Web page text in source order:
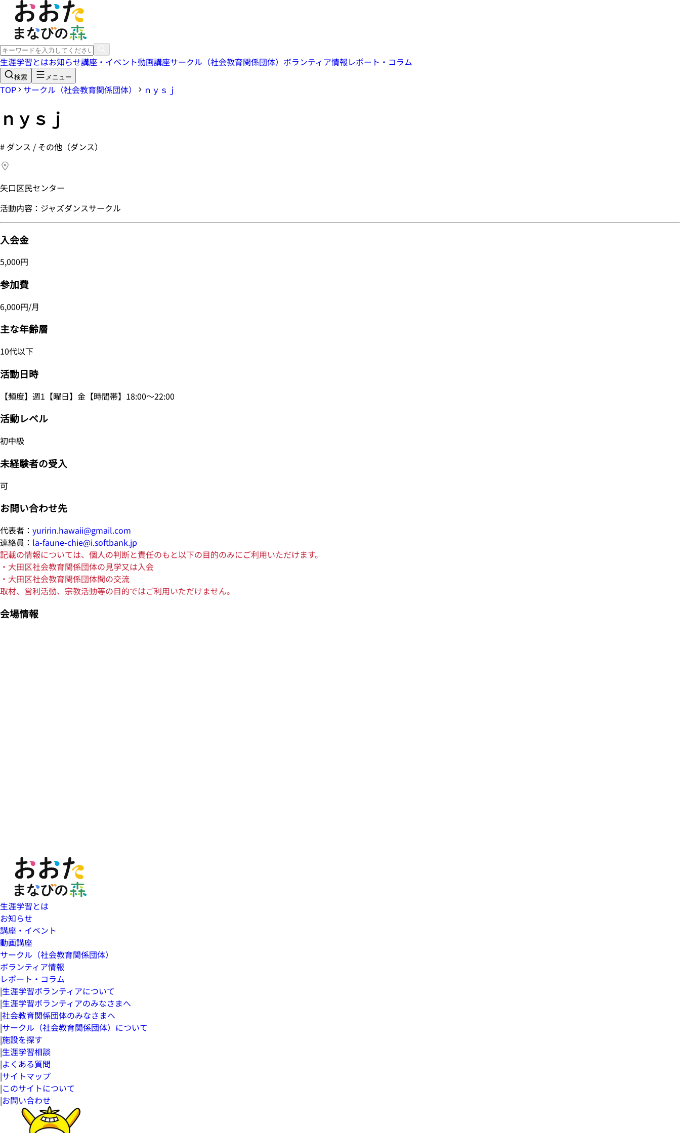
生涯学習とはお知らせ講座・イベント動画講座サークル（社会教育関係団体） ボランティア情報レポート・コラム
検索 メニュー
TOP サークル（社会教育関係団体） ｎｙｓｊ
ｎｙｓｊ
# ダンス / その他（ダンス）
矢口区民センター
活動内容：ジャズダンスサークル
入会金
5,000円
参加費
6,000円/月
主な年齢層
10代以下
活動日時
【頻度】週1【曜日】金【時間帯】18:00～22:00
活動レベル
初中級
未経験者の受入
可
お問い合わせ先
代表者： yuririn.hawaii@gmail.com
連絡員： la-faune-chie@i.softbank.jp
記載の情報については、個人の判断と責任のもと以下の目的のみにご利用いただけます。
・大田区社会教育関係団体の見学又は入会
・大田区社会教育関係団体間の交流
取材、営利活動、宗教活動等の目的ではご利用いただけません。
会場情報
生涯学習とは
お知らせ
講座・イベント
動画講座
サークル（社会教育関係団体）
ボランティア情報
レポート・コラム
|生涯学習ボランティアについて
|生涯学習ボランティアのみなさまへ
|社会教育関係団体のみなさまへ
|サークル（社会教育関係団体）について
|施設を探す
|生涯学習相談
|よくある質問
|サイトマップ
|このサイトについて
|お問い合わせ